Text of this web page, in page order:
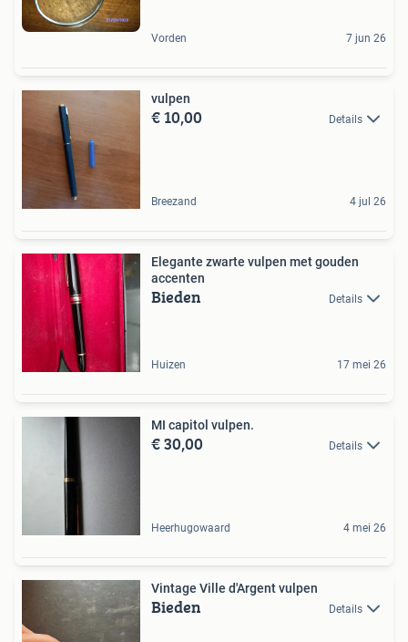
Vorden 7 jun 26
vulpen
€ 10,00 Details
Breezand 4 jul 26
Elegante zwarte vulpen met gouden
accenten
Bieden Details
Huizen 17 mei 26
MI capitol vulpen.
€ 30,00 Details
Heerhugowaard 4 mei 26
Vintage Ville d'Argent vulpen
Bieden Details